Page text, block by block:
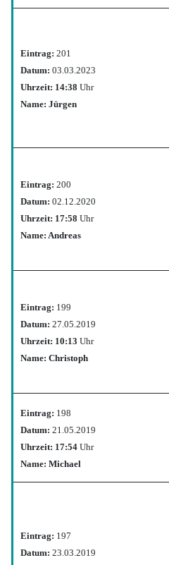
Eintrag: 201
Datum: 03.03.2023
Uhrzeit: 14:38 Uhr
Name: Jürgen
Eintrag: 200
Datum: 02.12.2020
Uhrzeit: 17:58 Uhr
Name: Andreas
Eintrag: 199
Datum: 27.05.2019
Uhrzeit: 10:13 Uhr
Name: Christoph
Eintrag: 198
Datum: 21.05.2019
Uhrzeit: 17:54 Uhr
Name: Michael
Eintrag: 197
Datum: 23.03.2019